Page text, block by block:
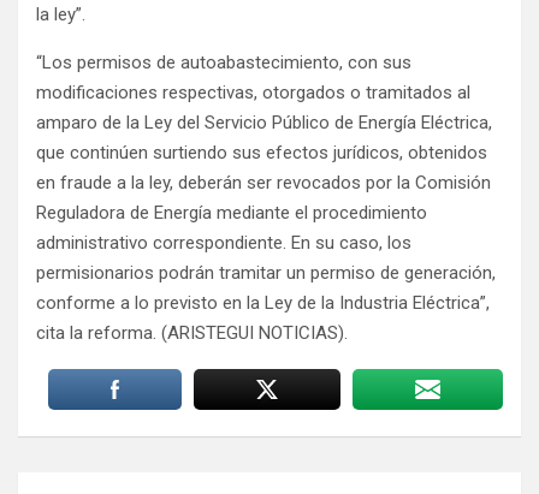
la ley”.
“Los permisos de autoabastecimiento, con sus
modificaciones respectivas, otorgados o tramitados al
amparo de la Ley del Servicio Público de Energía Eléctrica,
que continúen surtiendo sus efectos jurídicos, obtenidos
en fraude a la ley, deberán ser revocados por la Comisión
Reguladora de Energía mediante el procedimiento
administrativo correspondiente. En su caso, los
permisionarios podrán tramitar un permiso de generación,
conforme a lo previsto en la Ley de la Industria Eléctrica”,
cita la reforma. (ARISTEGUI NOTICIAS).